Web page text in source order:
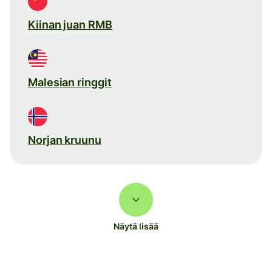
Kiinan juan RMB
Malesian ringgit
Norjan kruunu
Näytä lisää